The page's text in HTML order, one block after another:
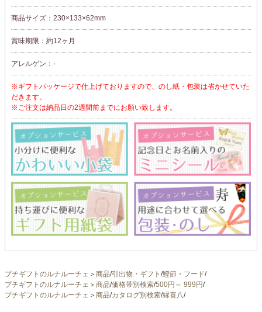
商品サイズ：230×133×62mm
賞味期限：約12ヶ月
アレルゲン：-
※ギフトパッケージで仕上げておりますので、のし紙・包装は省かせていた
だきます。
※ご注文は納品日の2週間前までにお願い致します。
プチギフトのルナルーチェ ＞ 商品/引出物・ギフト /鰹節・フード/
プチギフトのルナルーチェ ＞ 商品/価格帯別検索/500円～ 999円/
プチギフトのルナルーチェ ＞ 商品/カタログ別検索/縁喜八/